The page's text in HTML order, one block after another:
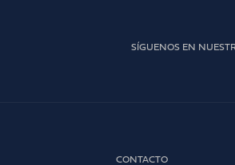
SÍGUENOS EN
CONTACTO